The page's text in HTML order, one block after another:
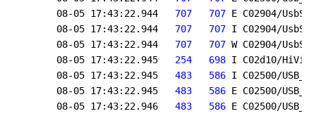
08-05 17:43:22.944
707 707 E C02904/
08-05 17:43:22.944
707 707 I C02904/
08-05 17:43:22.944
707 707 W C02904/
08-05 17:43:22.945
254 698 I C02d10/
08-05 17:43:22.945
483 586 I C02500/
08-05 17:43:22.945
483 586 E C02500/
08-05 17:43:22.946
483 586 E C02500/